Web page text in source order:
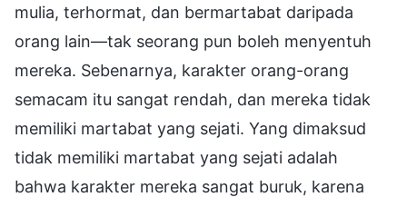
mulia, terhormat, dan bermartabat daripada
orang lain—tak seorang pun boleh menyentuh
mereka. Sebenarnya, karakter orang-orang
semacam itu sangat rendah, dan mereka tidak
memiliki martabat yang sejati. Yang dimaksud
tidak memiliki martabat yang sejati adalah
bahwa karakter mereka sangat buruk, karena